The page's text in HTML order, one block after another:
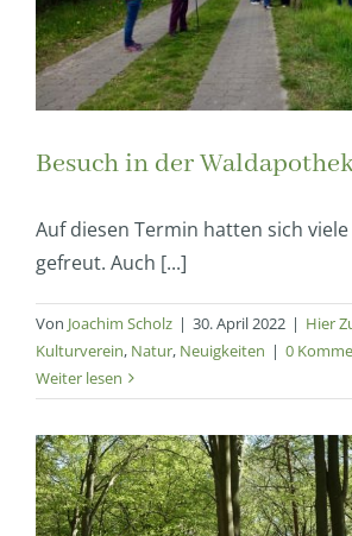
Besuch in der
Auf diesen Termin hatten sich
gefreut. Auch [...]
Von Joachim Scholz | 30. April 2022 | Hier
Kulturverein, Natur, Neuigkeiten | 0
Weiter lesen